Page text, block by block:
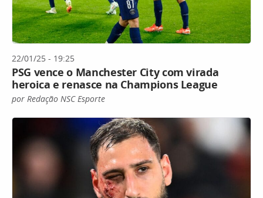
22/01/25 - 19:25
PSG vence o Manchester City com virada
heroica e renasce na Champions League
por Redação NSC Esporte